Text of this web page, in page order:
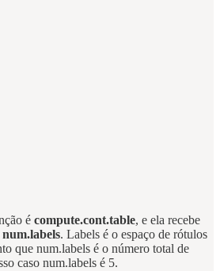
é compute.cont.table, e ela recebe
num.labels. Labels é o espaço de rótulos
que num.labels é o número total de
caso num.labels é 5.